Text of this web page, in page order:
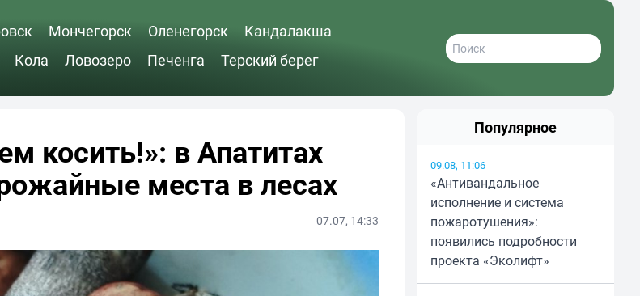
Мончегорск Оленегорск
Кандалакша
Кола Ловозеро Печенга Терский берег
косить!»: в Апатитах
места в лесах
07.07, 14:33
Популярное
09.08, 11:06
«Антивандальное
исполнение и система
пожаротушения»:
появились подробности
проекта «Эколифт»